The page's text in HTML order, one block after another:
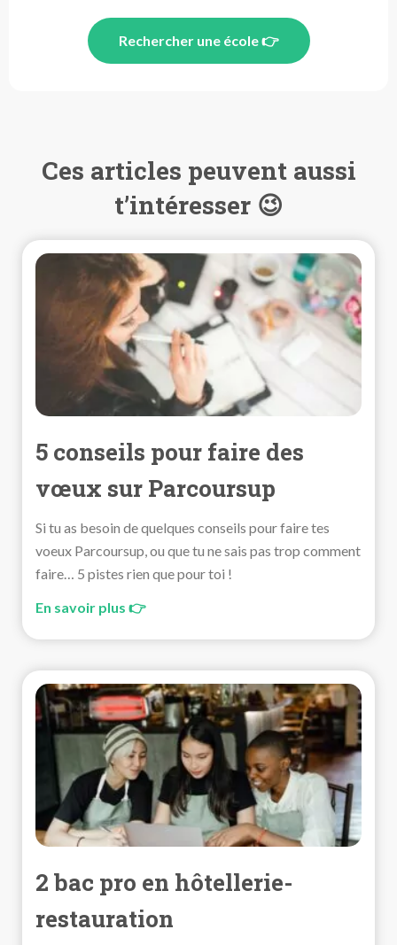
Rechercher une école 👉
Ces articles peuvent aussi
t’intéresser 😉
5 conseils pour faire des
vœux sur Parcoursup
Si tu as besoin de quelques conseils pour faire tes
voeux Parcoursup, ou que tu ne sais pas trop comment
faire… 5 pistes rien que pour toi !
En savoir plus 👉
2 bac pro en hôtellerie-
restauration